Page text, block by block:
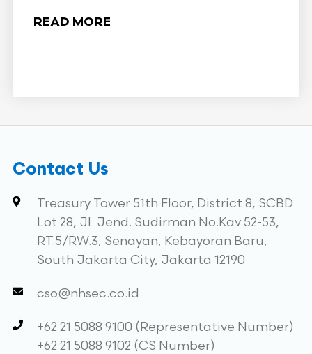
READ MORE
Contact Us
Treasury Tower 51th Floor, District 8, SCBD
Lot 28, Jl. Jend. Sudirman No.Kav 52-53,
RT.5/RW.3, Senayan, Kebayoran Baru,
South Jakarta City, Jakarta 12190
cso@nhsec.co.id
+62 21 5088 9100 (Representative Number)
+62 21 5088 9102 (CS Number)